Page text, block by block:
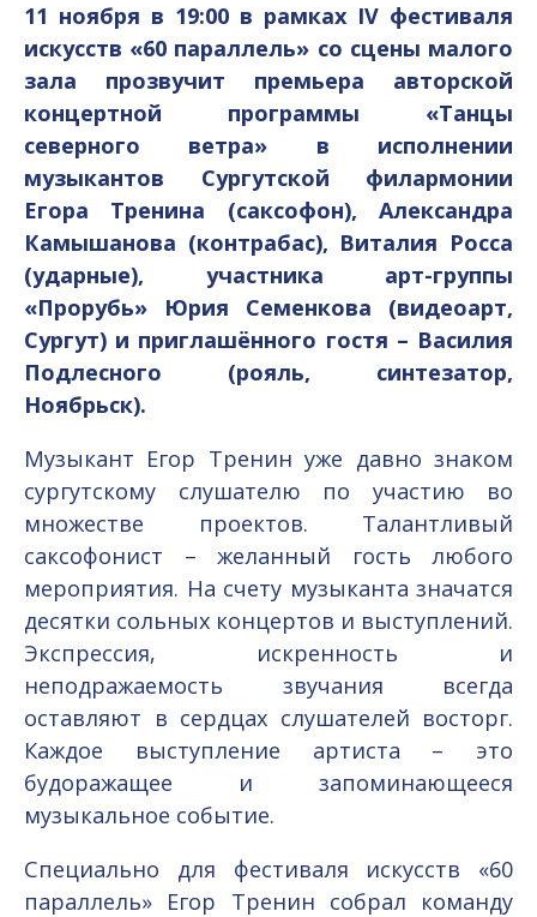
11 ноября в 19:00 в рамках IV фестиваля
искусств «60 параллель» со сцены малого
зала прозвучит премьера авторской
концертной программы «Танцы
северного ветра» в исполнении
музыкантов Сургутской филармонии
Егора Тренина (саксофон), Александра
Камышанова (контрабас), Виталия Росса
(ударные), участника арт-группы
«Прорубь» Юрия Семенкова (видеоарт,
Сургут) и приглашённого гостя – Василия
Подлесного (рояль, синтезатор,
Ноябрьск).
Музыкант Егор Тренин уже давно знаком
сургутскому слушателю по участию во
множестве проектов. Талантливый
саксофонист – желанный гость любого
мероприятия. На счету музыканта значатся
десятки сольных концертов и выступлений.
Экспрессия, искренность и
неподражаемость звучания всегда
оставляют в сердцах слушателей восторг.
Каждое выступление артиста – это
будоражащее и запоминающееся
музыкальное событие.
Специально для фестиваля искусств «60
параллель» Егор Тренин собрал команду